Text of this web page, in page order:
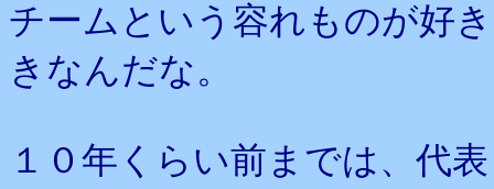
チームという容れものが好
きなんだな。
１０年くらい前までは、代